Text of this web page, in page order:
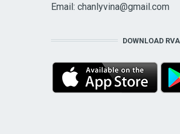
Email: chanlyvina@gmail.com
DOWNLOAD